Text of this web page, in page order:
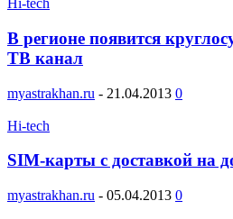
Hi-tech
В регионе появится
ТВ канал
myastrakhan.ru - 21.04.2013 0
Hi-tech
SIM-карты с доставкой на
myastrakhan.ru - 05.04.2013 0